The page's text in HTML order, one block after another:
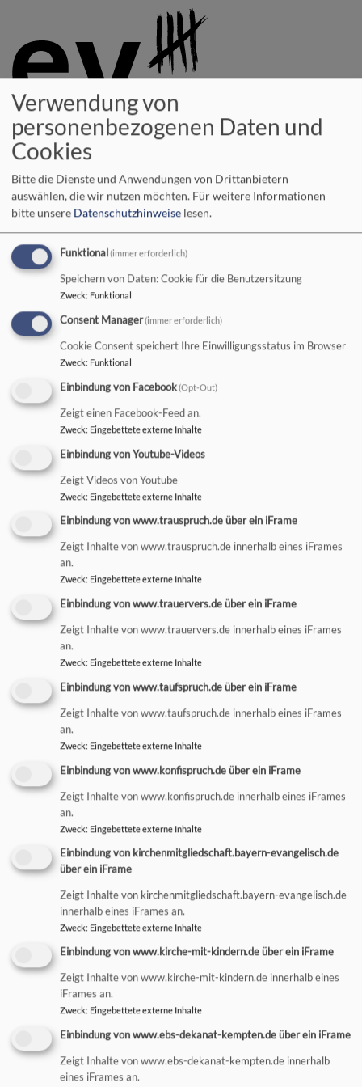
Inhalt
Evang.-Luth.
Kirchengemeinden in und
um Kempten
FREI+++FROMM+++FRÖHLICH+++FRECH+++EVANGELISCH
Hauptnavigation
Willkommen in der Kirchengemeinde Waltenhofen
Gottesdienst-Orte
Gottesdienst-Orte
AUFERSTEHUNGSKIRCHE
EVANG. KAPELLE SELTMANS
KATH. SEBASTIANSKAPELLE
Verwendung von
personenbezogenen Daten und
Cookies
Bitte die Dienste und Anwendungen von Drittanbietern
auswählen, die wir nutzen möchten. Für weitere Informationen
bitte unsere Datenschutzhinweise lesen.
Funktional (immer erforderlich)
Speichern von Daten: Cookie für die Benutzersitzung
Zweck: Funktional
Consent Manager(immer erforderlich)
Cookie Consent speichert Ihre Einwilligungsstatus im Browser
Zweck: Funktional
Einbindung von Facebook(Opt-Out)
Zeigt einen Facebook-Feed an.
Zweck: Eingebettete externe Inhalte
Einbindung von Youtube-Videos
Zeigt Videos von Youtube
Zweck: Eingebettete externe Inhalte
Einbindung von www.trauspruch.de über ein iFrame
Zeigt Inhalte von www.trauspruch.de innerhalb eines iFrames
an.
Zweck: Eingebettete externe Inhalte
Einbindung von www.trauervers.de über ein iFrame
Zeigt Inhalte von www.trauervers.de innerhalb eines iFrames
an.
Zweck: Eingebettete externe Inhalte
Einbindung von www.taufspruch.de über ein iFrame
Zeigt Inhalte von www.taufspruch.de innerhalb eines iFrames
an.
Zweck: Eingebettete externe Inhalte
Einbindung von www.konfispruch.de über ein iFrame
Zeigt Inhalte von www.konfispruch.de innerhalb eines iFrames
an.
Zweck: Eingebettete externe Inhalte
Einbindung von kirchenmitgliedschaft.bayern-evangelisch.de
über ein iFrame
Zeigt Inhalte von kirchenmitgliedschaft.bayern-evangelisch.de
innerhalb eines iFrames an.
Zweck: Eingebettete externe Inhalte
Einbindung von www.kirche-mit-kindern.de über ein iFrame
Zeigt Inhalte von www.kirche-mit-kindern.de innerhalb eines
iFrames an.
Zweck: Eingebettete externe Inhalte
Einbindung von www.ebs-dekanat-kempten.de über ein iFrame
Zeigt Inhalte von www.ebs-dekanat-kempten.de innerhalb
eines iFrames an.